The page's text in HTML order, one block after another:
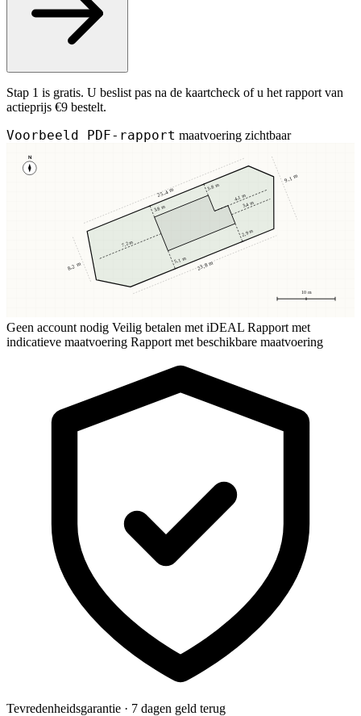
Stap 1 is gratis. U beslist pas na de kaartcheck of u het rapport van
actieprijs €9 bestelt.
Voorbeeld PDF-rapport maatvoering zichtbaar
N
10 m
3,8 m
3,8 m
5,1 m
2,9 m
7,2 m
3,4 m
4,1 m
25,4 m
23,8 m
8,2 m
9,1 m
Geen account nodig Veilig betalen met iDEAL Rapport met
indicatieve maatvoering Rapport met beschikbare maatvoering
Tevredenheidsgarantie · 7 dagen geld terug